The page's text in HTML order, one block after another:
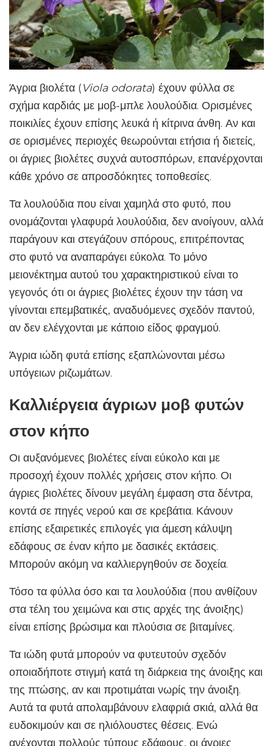
Άγρια βιολέτα (Viola odorata) έχουν φύλλα σε
σχήμα καρδιάς με μοβ-μπλε λουλούδια. Ορισμένες
ποικιλίες έχουν επίσης λευκά ή κίτρινα άνθη. Αν και
σε ορισμένες περιοχές θεωρούνται ετήσια ή διετείς,
οι άγριες βιολέτες συχνά αυτοσπόρων, επανέρχονται
κάθε χρόνο σε απροσδόκητες τοποθεσίες.
Τα λουλούδια που είναι χαμηλά στο φυτό, που
ονομάζονται γλαφυρά λουλούδια, δεν ανοίγουν, αλλά
παράγουν και στεγάζουν σπόρους, επιτρέποντας
στο φυτό να αναπαράγει εύκολα. Το μόνο
μειονέκτημα αυτού του χαρακτηριστικού είναι το
γεγονός ότι οι άγριες βιολέτες έχουν την τάση να
γίνονται επεμβατικές, αναδυόμενες σχεδόν παντού,
αν δεν ελέγχονται με κάποιο είδος φραγμού.
Άγρια ιώδη φυτά επίσης εξαπλώνονται μέσω
υπόγειων ριζωμάτων.
Καλλιέργεια άγριων μοβ φυτών
στον κήπο
Οι αυξανόμενες βιολέτες είναι εύκολο και με
προσοχή έχουν πολλές χρήσεις στον κήπο. Οι
άγριες βιολέτες δίνουν μεγάλη έμφαση στα δέντρα,
κοντά σε πηγές νερού και σε κρεβάτια. Κάνουν
επίσης εξαιρετικές επιλογές για άμεση κάλυψη
εδάφους σε έναν κήπο με δασικές εκτάσεις.
Μπορούν ακόμη να καλλιεργηθούν σε δοχεία.
Τόσο τα φύλλα όσο και τα λουλούδια (που ανθίζουν
στα τέλη του χειμώνα και στις αρχές της άνοιξης)
είναι επίσης βρώσιμα και πλούσια σε βιταμίνες.
Τα ιώδη φυτά μπορούν να φυτευτούν σχεδόν
οποιαδήποτε στιγμή κατά τη διάρκεια της άνοιξης και
της πτώσης, αν και προτιμάται νωρίς την άνοιξη.
Αυτά τα φυτά απολαμβάνουν ελαφριά σκιά, αλλά θα
ευδοκιμούν και σε ηλιόλουστες θέσεις. Ενώ
ανέχονται πολλούς τύπους εδάφους, οι άγριες